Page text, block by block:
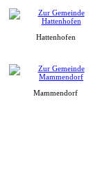
Hattenhofen
Mammendorf